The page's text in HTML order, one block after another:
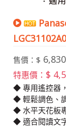
售價：$
特惠價： $
◆ 專用遙控器
◆ 輕鬆調色、
◆ 水平天花板
◆ 適合閱讀文